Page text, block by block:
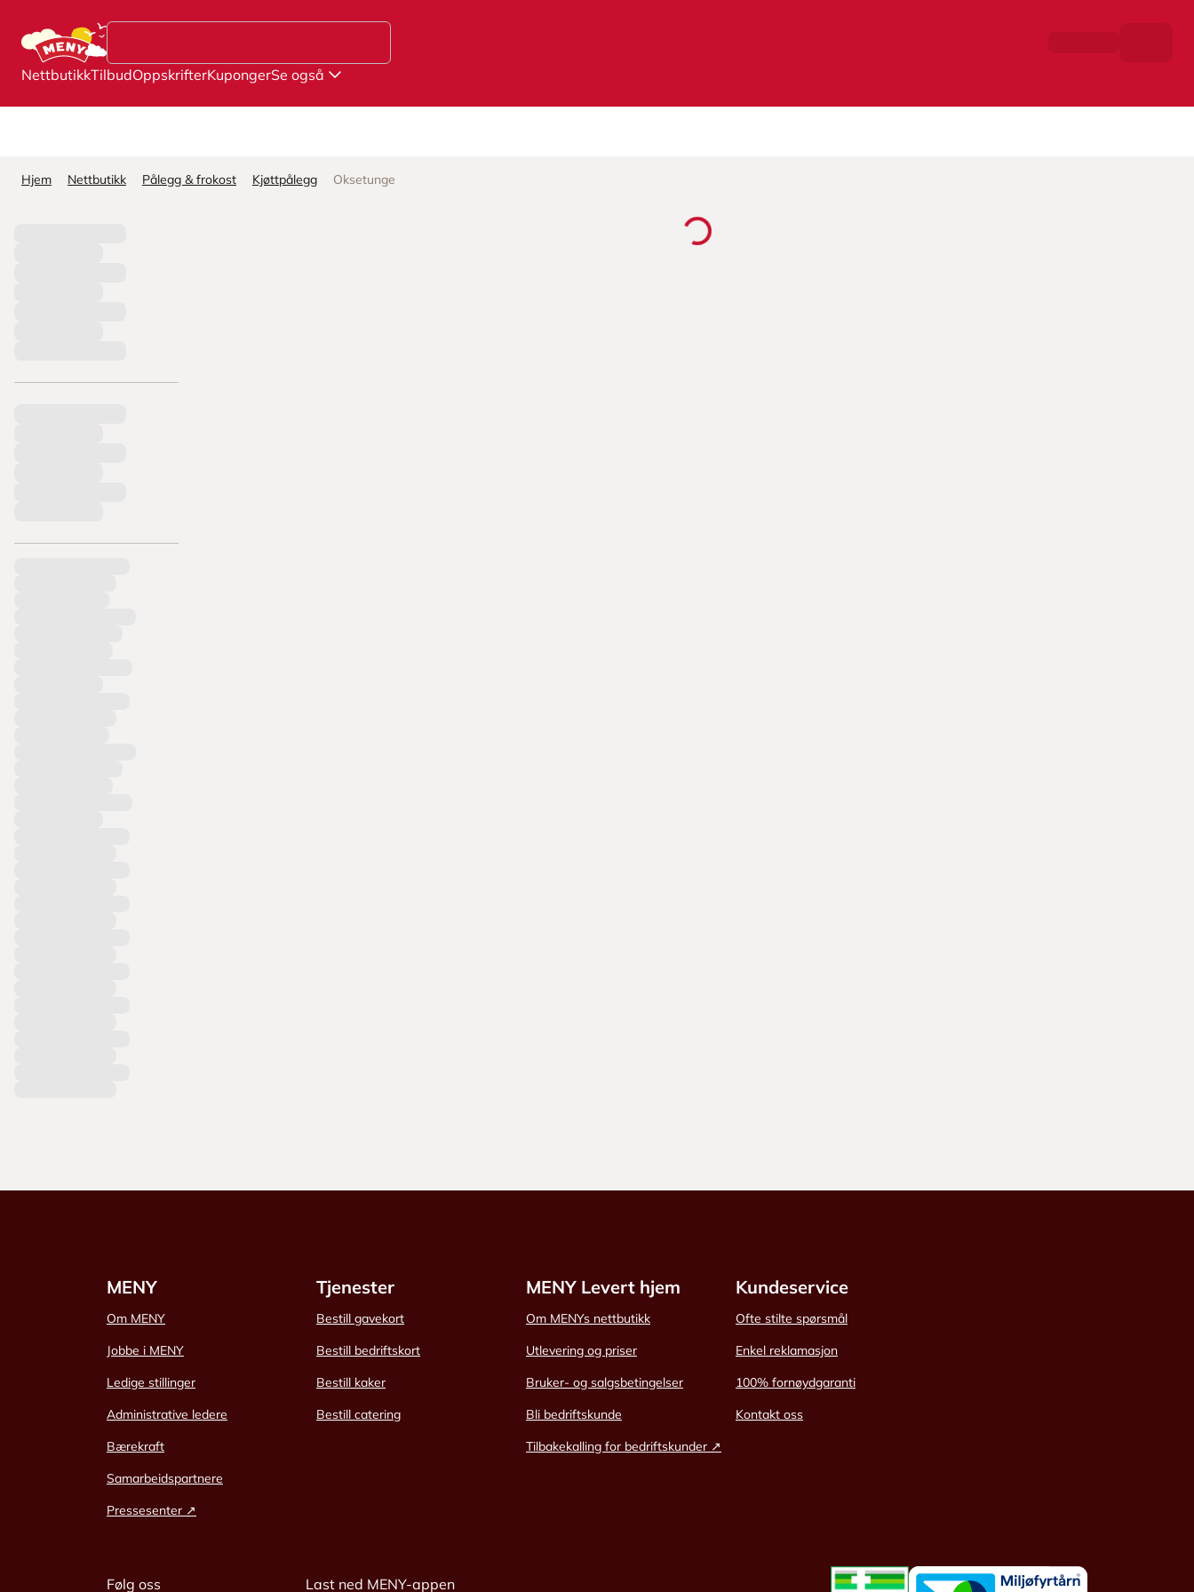
NettbutikkTilbudOppskrifterKupongerSe også
Hjem Nettbutikk Pålegg & frokost Kjøttpålegg Oksetunge
MENY
Om MENY
Jobbe i MENY
Ledige stillinger
Administrative ledere
Bærekraft
Samarbeidspartnere
Pressesenter ↗
Tjenester
Bestill gavekort
Bestill bedriftskort
Bestill kaker
Bestill catering
MENY Levert hjem
Om MENYs nettbutikk
Utlevering og priser
Bruker- og salgsbetingelser
Bli bedriftskunde
Tilbakekalling for bedriftskunder ↗
Kundeservice
Ofte stilte spørsmål
Enkel reklamasjon
100% fornøydgaranti
Kontakt oss
Følg oss Last ned MENY-appen